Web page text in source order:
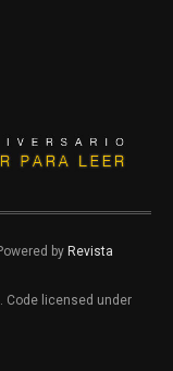
by Revista
Code licensed under